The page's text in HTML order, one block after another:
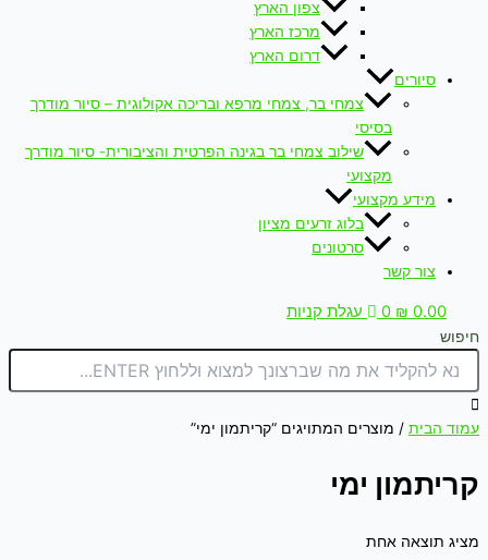
צפון הארץ
מרכז הארץ
דרום הארץ
סיורים
צמחי בר, צמחי מרפא ובריכה אקולוגית – סיור מודרך
בסיסי
שילוב צמחי בר בגינה הפרטית והציבורית- סיור מודרך
מקצועי
מידע מקצועי
בלוג זרעים מציון
סרטונים
צור קשר
₪ 0.00
0 עגלת קניות
חיפוש
עמוד הבית / מוצרים המתויגים “קריתמון ימי”
קריתמון ימי
מציג תוצאה אחת